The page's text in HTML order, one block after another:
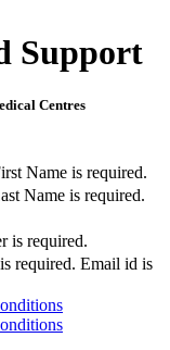
Support
Centres
Name is required.
Name is required.
is required.
required. Email id is